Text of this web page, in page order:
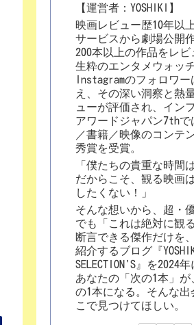
【運営者：YOSHIKI】
映画レビュー歴10年以
サービスから劇場公開
200本以上の作品をレビ
生粋のエンタメウォッ
Instagramのフォロワー
え、その深い洞察と熱
ューが評価され、イン
アワードジャパン7thで
／書籍／映像のコンテ
秀賞を受賞。
「僕たちの貴重な時間
だからこそ、観る映画
したくない！」
そんな想いから、超・
でも「これは絶対に観
断言できる傑作だけを
紹介するブログ『
SELECTION'S』を2024年
あなたの「次の1本」が
の1本になる。そんな出
こで見つけてほしい。